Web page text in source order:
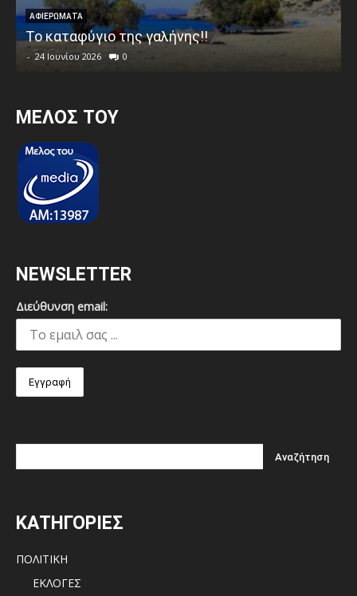
ΑΦΙΕΡΩΜΑΤΑ
Το καταφύγιο της γαλήνης!!
- 24 Ιουνίου 2026 0
MEΛΟΣ ΤΟΥ
NEWSLETTER
Διεύθυνση email:
ΚΑΤΗΓΟΡΙΕΣ
ΠΟΛΙΤΙΚΗ
ΕΚΛΟΓΕΣ